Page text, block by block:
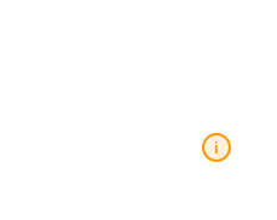
i